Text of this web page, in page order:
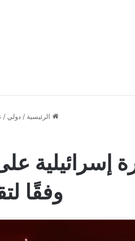
الرئيسية / دولي /
وفقًا